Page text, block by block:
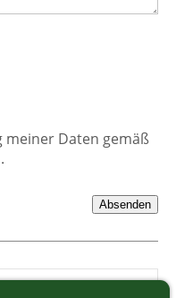
Daten gemäß